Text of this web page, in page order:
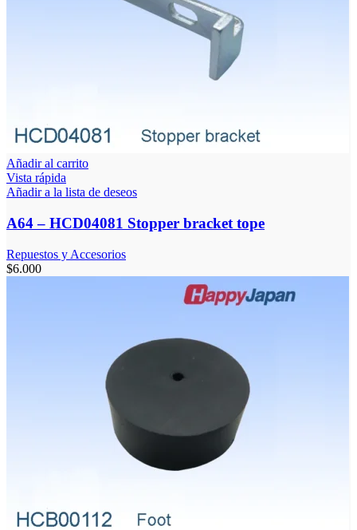
Añadir al carrito
Vista rápida
Añadir a la lista de deseos
A64 – HCD04081 Stopper bracket tope
Repuestos y Accesorios
$6.000